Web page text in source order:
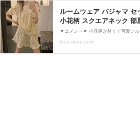
ルームウェア パジャマ セ
小花柄 スクエアネック 部
セット レトロ 韓国ファッ
ディース 大人可愛い ガー
loca-store.com